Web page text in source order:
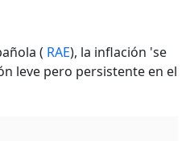
( RAE), la inflación 'se
leve pero persistente en el